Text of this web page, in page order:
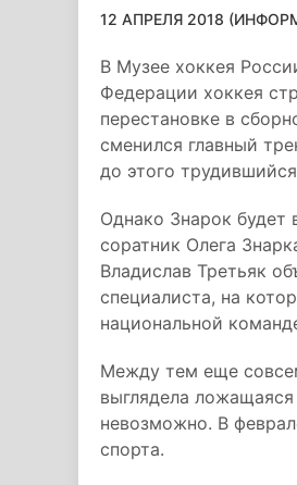
12 АПРЕЛЯ 2018
В Музее хоккея
Федерации хоккея
перестановке в
сменился главный
до этого
Однако Знарок будет
соратник Олега
Владислав Третьяк
специалиста, на
национальной
Между тем еще
выглядела
невозможно. В
спорта.